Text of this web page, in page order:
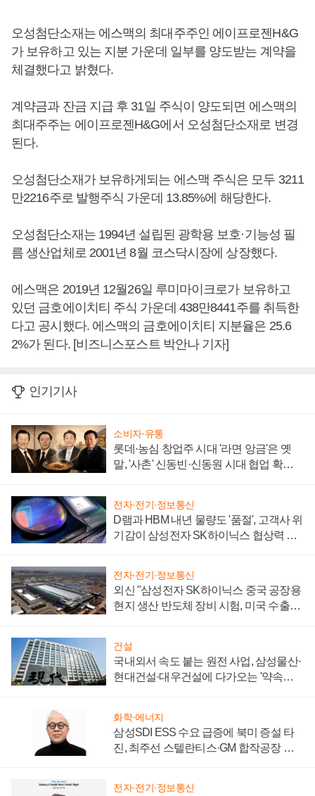
오성첨단소재는 에스맥의 최대주주인 에이프로젠H&G
가 보유하고 있는 지분 가운데 일부를 양도받는 계약을
체결했다고 밝혔다.
계약금과 잔금 지급 후 31일 주식이 양도되면 에스맥의
최대주주는 에이프로젠H&G에서 오성첨단소재로 변경
된다.
오성첨단소재가 보유하게되는 에스맥 주식은 모두 3211
만2216주로 발행주식 가운데 13.85%에 해당한다.
오성첨단소재는 1994년 설립된 광학용 보호·기능성 필
름 생산업체로 2001년 8월 코스닥시장에 상장했다.
에스맥은 2019년 12월26일 루미마이크로가 보유하고
있던 금호에이치티 주식 가운데 438만8441주를 취득한
다고 공시했다. 에스맥의 금호에이치티 지분율은 25.6
2%가 된다. [비즈니스포스트 박안나 기자]
인기기사
소비자·유통
롯데·농심 창업주 시대 '라면 앙금'은 옛
말, '사촌' 신동빈·신동원 시대 협업 확대
전자·전기·정보통신
D램과 HBM 내년 물량도 '품절', 고객사 위
기감이 삼성전자 SK하이닉스 협상력 더
전자·전기·정보통신
외신 "삼성전자 SK하이닉스 중국 공장용
현지 생산 반도체 장비 시험, 미국 수출통
건설
국내외서 속도 붙는 원전 사업, 삼성물산·
현대건설·대우건설에 다가오는 '약속의
화학·에너지
삼성SDI ESS 수요 급증에 북미 증설 타
진, 최주선 스텔란티스·GM 합작공장 건
전자·전기·정보통신